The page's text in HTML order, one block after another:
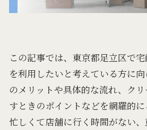
この記事では、東京都足立区で
を利用したいと考えている方に
のメリットや具体的な流れ、ク
すときのポイントなどを網羅的に
忙しくて店舗に行く時間がない